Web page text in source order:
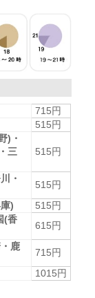
715円
515円
)・
三
515円
・
515円
)
515円
(香
615円
鹿
715円
1015円